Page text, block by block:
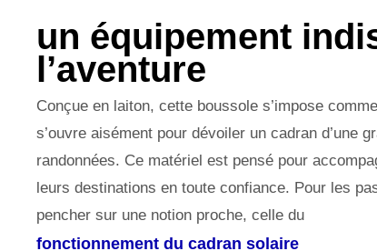
un équipement
l’aventure
Conçue en laiton, cette boussole s’impose
s’ouvre aisément pour dévoiler un cadran d’une
randonnées. Ce matériel est pensé pour
leurs destinations en toute confiance. Pour les
pencher sur une notion proche, celle du
fonctionnement du cadran solaire